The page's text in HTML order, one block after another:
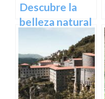
Descubre la
belleza natural
de la cascada
de Gujuli en
Álava, un
paraíso
escondido en el